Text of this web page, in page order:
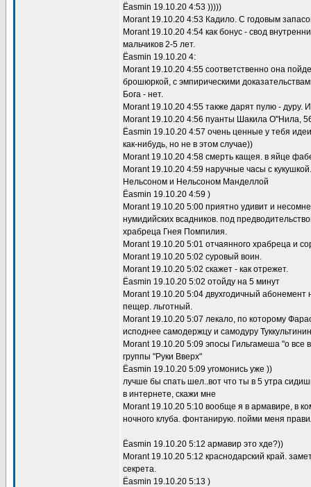
Ёasmin 19.10.20 4:53 )))))
Morant 19.10.20 4:53 Кадило. С годовым
Morant 19.10.20 4:54 как бонус - свод
мальчиков 2-5 лет.
Ёasmin 19.10.20 4:
Morant 19.10.20 4:55 соответственно она
брошюркой, с эмпирическими
Бога - нет.
Morant 19.10.20 4:55 также дарят пулю - дуру.
Morant 19.10.20 4:56 пуанты Шакила О"Нила,
Ёasmin 19.10.20 4:57 очень ценные у тебя
как-нибудь, но не в этом случае))
Morant 19.10.20 4:58 смерть кащея. в яйце
Morant 19.10.20 4:59 наручные часы с
Нельсоном и Нельсоном Манделлой
Ёasmin 19.10.20 4:59 )
Morant 19.10.20 5:00 приятно удивит и
нумидийских всадников. под
храбреца Гнея Помпилия.
Morant 19.10.20 5:01 отчаянного храбреца и
Morant 19.10.20 5:02 суровый воин.
Morant 19.10.20 5:02 скажет - как отрежет.
Ёasmin 19.10.20 5:02 отойду на 5 минут
Morant 19.10.20 5:04 двухгодичный абонемент
пещер. льготный.
Morant 19.10.20 5:07 лекало, по которому
исподнее самодержцу и самодуру
Morant 19.10.20 5:09 эпосы Гильгамеша "о все
группы "Руки Вверх"
Ёasmin 19.10.20 5:09 угомонись уже ))
лучше бы спать шел..вот что ты в 5 утра
в интернете, скажи мне
Morant 19.10.20 5:10 вообще я в армавире, в
ночного клуба. фонтанирую. пойми меня
Ёasmin 19.10.20 5:12 армавир это хде?))
Morant 19.10.20 5:12 краснодарский край.
секрета.
Ёasmin 19.10.20 5:13 )